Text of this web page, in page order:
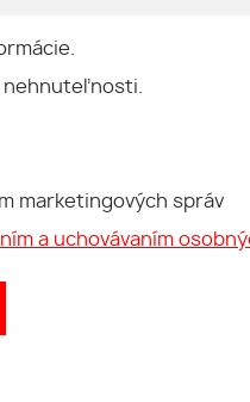
nehnuteľnosti.
marketingových správ
a uchovávaním